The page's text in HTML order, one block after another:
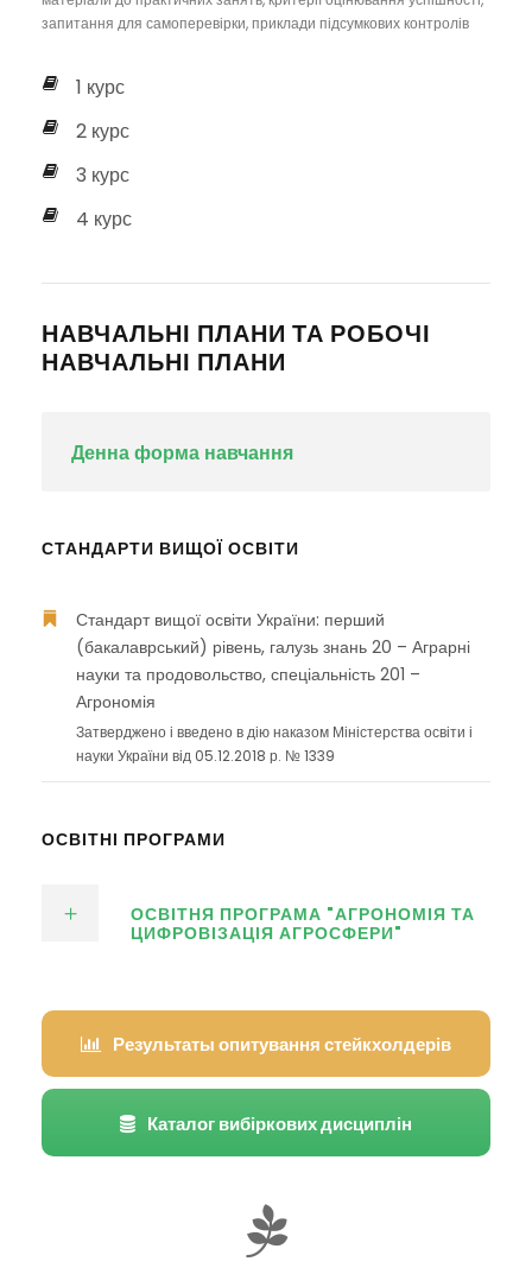
запитання для самоперевірки, приклади підсумкових контролів
1 курс
2 курс
3 курс
4 курс
НАВЧАЛЬНІ ПЛАНИ ТА РОБОЧІ
НАВЧАЛЬНІ ПЛАНИ
Денна форма навчання
СТАНДАРТИ ВИЩОЇ ОСВІТИ
Стандарт вищої освіти України: перший
(бакалаврський) рівень, галузь знань 20 – Аграрні
науки та продовольство, спеціальність 201 –
Агрономія
Затверджено і введено в дію наказом Міністерства освіти і
науки України від 05.12.2018 р. № 1339
ОСВІТНІ ПРОГРАМИ
ОСВІТНЯ ПРОГРАМА "АГРОНОМІЯ ТА
ЦИФРОВІЗАЦІЯ АГРОСФЕРИ"
Результаты опитування стейкхолдерів
Каталог вибіркових дисциплін